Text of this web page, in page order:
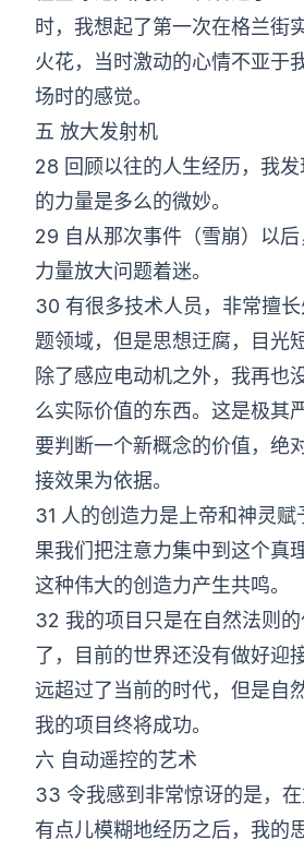
时，我想起了第一次在格兰街
火花，当时激动的心情不亚于
场时的感觉。
五 放大发射机
28 回顾以往的人生经历，我
的力量是多么的微妙。
29 自从那次事件（雪崩）以
力量放大问题着迷。
30 有很多技术人员，非常擅
题领域，但是思想迂腐，目光
除了感应电动机之外，我再也
么实际价值的东西。这是极其
要判断一个新概念的价值，绝
接效果为依据。
31 人的创造力是上帝和神灵赋
果我们把注意力集中到这个真
这种伟大的创造力产生共鸣。
32 我的项目只是在自然法则
了，目前的世界还没有做好迎
远超过了当前的时代，但是自
我的项目终将成功。
六 自动遥控的艺术
33 令我感到非常惊讶的是，
有点儿模糊地经历之后，我的